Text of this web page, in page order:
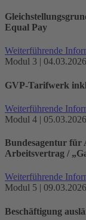
Equal Pay
Weiterführende
Modul 3 |
GVP-Tarifwerk
Weiterführende
Modul 4 |
Bundesagentur für
Arbeitsvertrag /
Weiterführende
Modul 5 |
Beschäftigung